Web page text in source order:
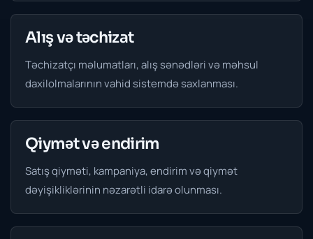
Alış və təchizat
Təchizatçı məlumatları, alış sənədləri və məhsul
daxilolmalarının vahid sistemdə saxlanması.
Qiymət və endirim
Satış qiyməti, kampaniya, endirim və qiymət
dəyişikliklərinin nəzarətli idarə olunması.